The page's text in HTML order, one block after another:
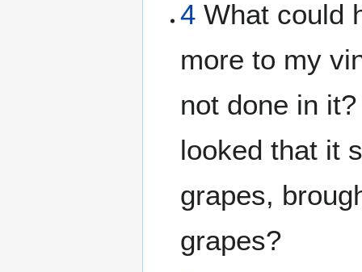
4 What could
more to my
not done in
looked that it
grapes,
grapes?